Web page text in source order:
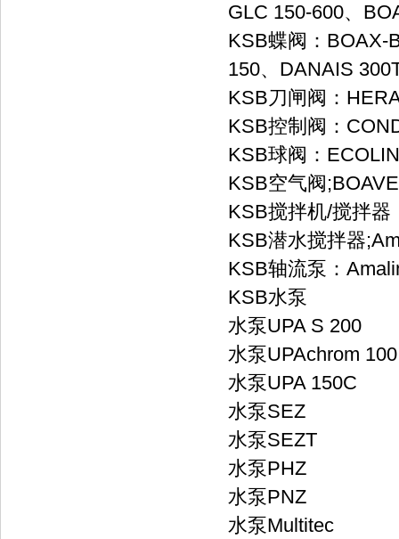
GLC 150-600、
KSB蝶阀：BOAX-
150、DANAIS
KSB刀闸阀：
KSB控制阀：
KSB球阀：
KSB空气阀
KSB搅拌机/搅拌器
KSB潜水搅拌器
KSB轴流泵：
KSB水泵
水泵UPA S 200
水泵UPAchrom 100
水泵UPA 150C
水泵SEZ
水泵SEZT
水泵PHZ
水泵PNZ
水泵Multitec